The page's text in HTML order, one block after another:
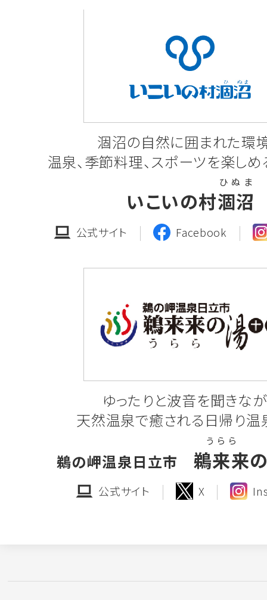
とおりです。
令和7年度工事の発注見通し一覧(R7
工事発注図(坂東)
一般競争入札のご案内 2025.12.16
「第68-207号 茨城中央工業団地(
路改良舗装・上水整備工事(その2)」
詳しくはこちら
工事発注見通しの公表 2025.12.12
ひたちなか地区(第2期)に係る工事発
令和7年度工事の発注見通し一覧
工事発注図(ひたちなか2期北側)
一般競争入札のご案内 2025.10.20
詳しくはこちら
涸沼の自然に囲まれた環
温泉、季節料理、スポーツを楽し
いこいの村涸沼
ひ ぬ ま
公式サイト Facebook
ゆったりと波音を聞きな
天然温泉で癒される日帰り温
鵜の岬温泉日立市 鵜来来
う ら ら
公式サイト X